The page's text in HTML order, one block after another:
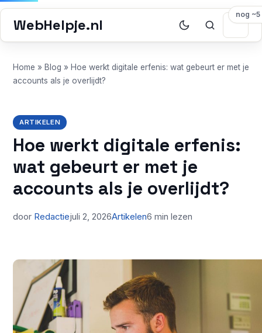
WebHelpje.nl
Home » Blog » Hoe werkt digitale erfenis: wat gebeurt er met je
accounts als je overlijdt?
ARTIKELEN
Hoe werkt digitale erfenis:
wat gebeurt er met je
accounts als je overlijdt?
door Redactiejuli 2, 2026Artikelen6 min lezen
nog ~5